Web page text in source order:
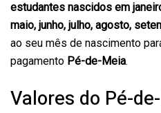
estudantes nascidos em
maio, junho, julho, agosto,
ao seu mês de nascimento
pagamento Pé-de-Meia.
Valores do Pé-